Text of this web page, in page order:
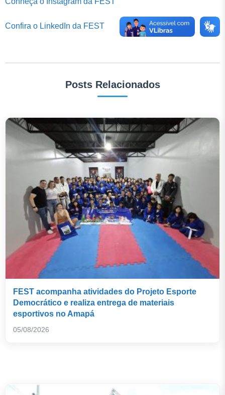
Confira o LinkedIn da FEST
Posts Relacionados
FEST acompanha atividades do Projeto Esporte
Democrático e realiza entrega de materiais
esportivos no Amapá
05/08/2026